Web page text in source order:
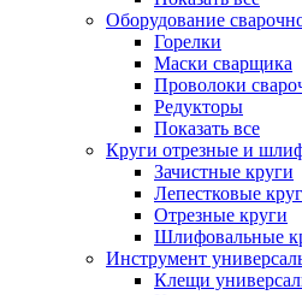
Оборудование
Горелки
Маски сварщика
Проволоки
Редукторы
Показать все
Круги отрезные и
Зачистные круги
Лепестковые
Отрезные круги
Шлифовальные
Инструмент
Клещи